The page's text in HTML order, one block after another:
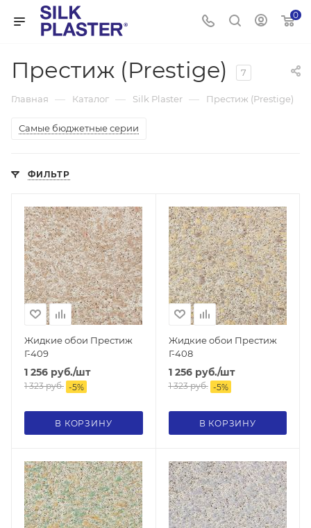
0
Престиж (Prestige) 7
Главная — Каталог — Silk Plaster — Престиж (Prestige)
Самые бюджетные серии
ФИЛЬТР
Жидкие обои Престиж
Г-409
1 256 руб./шт
1 323руб. -5%
В КОРЗИНУ
Жидкие обои Престиж
Г-408
1 256руб./шт
1 323руб. -5%
В КОРЗИНУ